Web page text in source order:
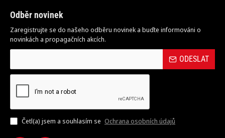
Odběr novinek
Zaregistrujte se do našeho odběru novinek a buďte informováni o
novinkách a propagačních akcích.
ODESLAT
Četl(a) jsem a souhlasím se Ochrana osobních údajů